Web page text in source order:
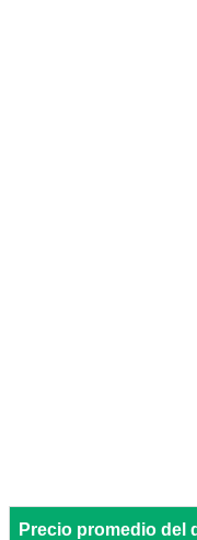
Precio promedio del